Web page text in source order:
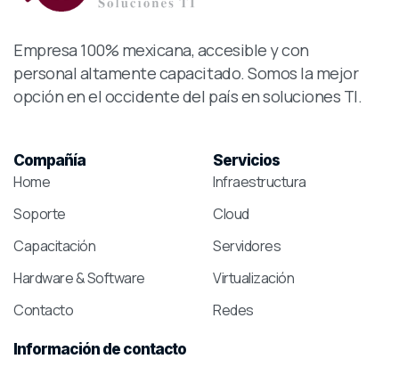
Empresa 100% mexicana, accesible y con
personal altamente capacitado. Somos la mejor
opción en el occidente del país en soluciones TI.
Compañía
Home
Soporte
Capacitación
Hardware & Software
Contacto
Servicios
Infraestructura
Cloud
Servidores
Virtualización
Redes
Información de contacto